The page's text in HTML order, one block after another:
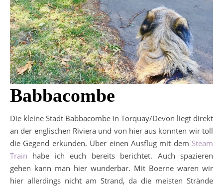
Babbacombe
Die kleine Stadt Babbacombe in Torquay/Devon liegt direkt
an der englischen Riviera und von hier aus konnten wir toll
die Gegend erkunden. Über einen Ausflug mit dem Steam
Train habe ich euch bereits berichtet. Auch spazieren
gehen kann man hier wunderbar. Mit Boerne waren wir
hier allerdings nicht am Strand, da die meisten Strände